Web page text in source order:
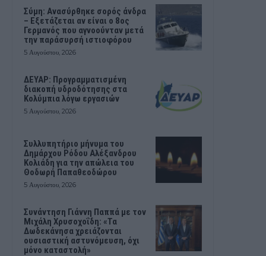
Σύμη: Ανασύρθηκε σορός άνδρα
– Εξετάζεται αν είναι ο 8ος
Γερμανός που αγνοούνταν μετά
την παράσυρσή ιστιοφόρου
5 Αυγούστου, 2026
ΔΕΥΑΡ: Προγραμματισμένη
διακοπή υδροδότησης στα
Κολύμπια λόγω εργασιών
5 Αυγούστου, 2026
Συλλυπητήριο μήνυμα του
Δημάρχου Ρόδου Αλέξανδρου
Κολιάδη για την απώλεια του
Θοδωρή Παπαθεοδώρου
5 Αυγούστου, 2026
Συνάντηση Γιάννη Παππά με τον
Μιχάλη Χρυσοχοΐδη: «Τα
Δωδεκάνησα χρειάζονται
ουσιαστική αστυνόμευση, όχι
μόνο καταστολή»